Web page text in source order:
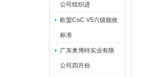
公司组织进
欧盟CoC V5六级能效
标准
广东奥博特实业有限
公司四月份